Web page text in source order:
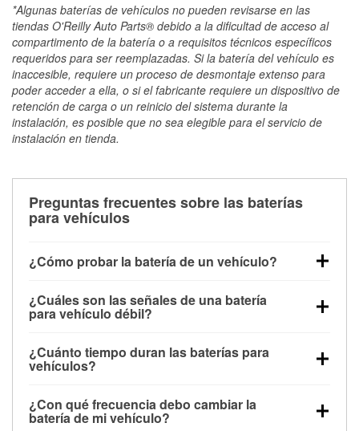
*Algunas baterías de vehículos no pueden revisarse en las
tiendas O'Reilly Auto Parts® debido a la dificultad de acceso al
compartimento de la batería o a requisitos técnicos específicos
requeridos para ser reemplazadas. Si la batería del vehículo es
inaccesible, requiere un proceso de desmontaje extenso para
poder acceder a ella, o si el fabricante requiere un dispositivo de
retención de carga o un reinicio del sistema durante la
instalación, es posible que no sea elegible para el servicio de
instalación en tienda.
Preguntas frecuentes sobre las baterías
para vehículos
¿Cómo probar la batería de un vehículo?
maneras. El método más rápido es utilizar un
multímetro: con el vehículo apagado, conecta los
voltaje: una batería en buen estado y totalmente
cargada debería indicar unos 12.6 voltios. Es
importante saber que las baterías descargadas a
veces pueden mostrar una carga completa, y un
¿Cuáles son las señales de una batería
para vehículo débil?
advertencia. Un arranque lento del motor, faros
tenues, chasquidos al girar la llave o luces de
que la batería tiene una potencia de carga débil.
¿Cuánto tiempo duran las baterías para
vehículos?
entre 3 y 5 años. La duración exacta depende de los
¿Con qué frecuencia debo cambiar la
batería de mi vehículo?